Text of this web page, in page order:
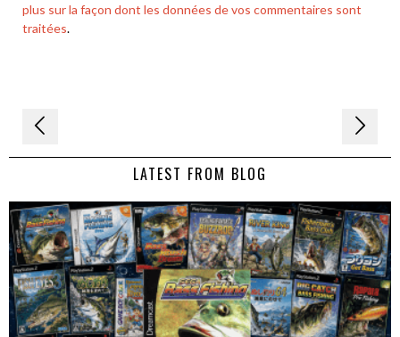
plus sur la façon dont les données de vos commentaires sont
traitées.
Navigation
de LATEST FROM BLOG